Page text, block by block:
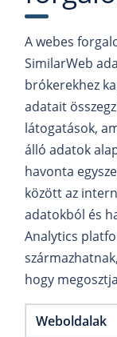
A webes
SimilarWeb
brókerekhez
adatait
látogatások,
álló adatok
havonta
között az
adatokból és
Analytics
hogy
Weboldalak